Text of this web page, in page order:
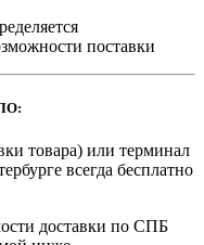
поставки
товара) или терминал
всегда бесплатно
доставки по СПБ